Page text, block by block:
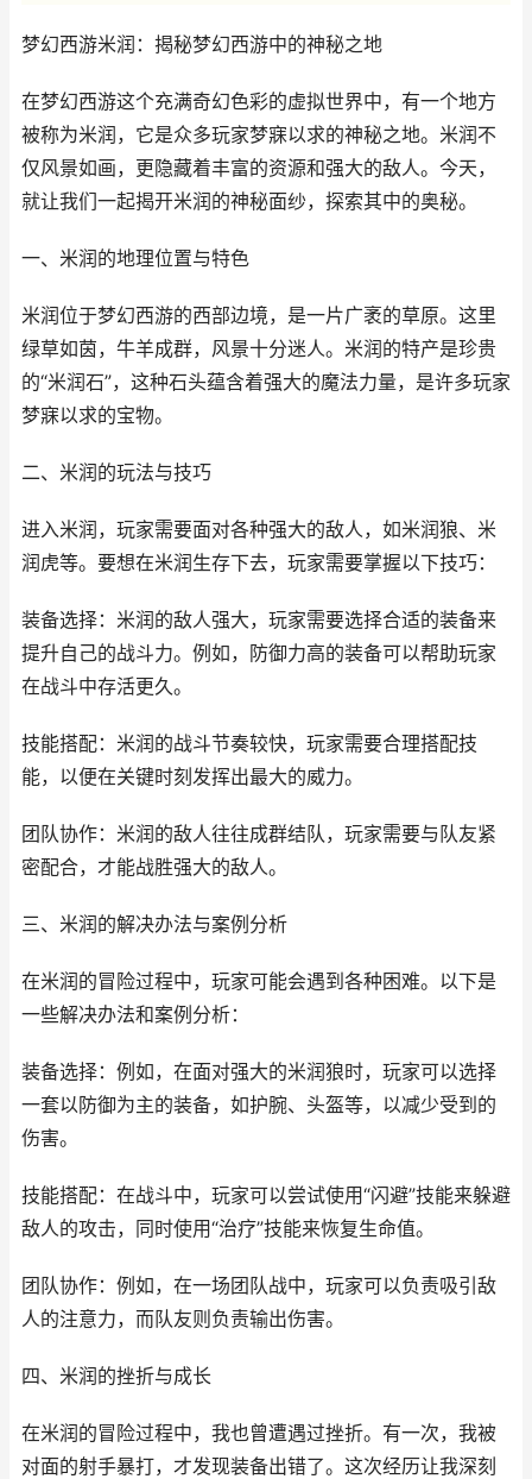
梦幻西游米润：揭秘梦幻西游中的神秘之地
在梦幻西游这个充满奇幻色彩的虚拟世界中，有一个地方
被称为米润，它是众多玩家梦寐以求的神秘之地。米润不
仅风景如画，更隐藏着丰富的资源和强大的敌人。今天，
就让我们一起揭开米润的神秘面纱，探索其中的奥秘。
一、米润的地理位置与特色
米润位于梦幻西游的西部边境，是一片广袤的草原。这里
绿草如茵，牛羊成群，风景十分迷人。米润的特产是珍贵
的“米润石”，这种石头蕴含着强大的魔法力量，是许多玩家
梦寐以求的宝物。
二、米润的玩法与技巧
进入米润，玩家需要面对各种强大的敌人，如米润狼、米
润虎等。要想在米润生存下去，玩家需要掌握以下技巧：
装备选择：米润的敌人强大，玩家需要选择合适的装备来
提升自己的战斗力。例如，防御力高的装备可以帮助玩家
在战斗中存活更久。
技能搭配：米润的战斗节奏较快，玩家需要合理搭配技
能，以便在关键时刻发挥出最大的威力。
团队协作：米润的敌人往往成群结队，玩家需要与队友紧
密配合，才能战胜强大的敌人。
三、米润的解决办法与案例分析
在米润的冒险过程中，玩家可能会遇到各种困难。以下是
一些解决办法和案例分析：
装备选择：例如，在面对强大的米润狼时，玩家可以选择
一套以防御为主的装备，如护腕、头盔等，以减少受到的
伤害。
技能搭配：在战斗中，玩家可以尝试使用“闪避”技能来躲避
敌人的攻击，同时使用“治疗”技能来恢复生命值。
团队协作：例如，在一场团队战中，玩家可以负责吸引敌
人的注意力，而队友则负责输出伤害。
四、米润的挫折与成长
在米润的冒险过程中，我也曾遭遇过挫折。有一次，我被
对面的射手暴打，才发现装备出错了。这次经历让我深刻